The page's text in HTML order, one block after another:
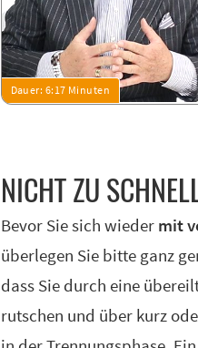
NICHT ZU
Bevor Sie sich wieder mit
überlegen Sie bitte ganz
dass Sie durch eine
rutschen und über kurz